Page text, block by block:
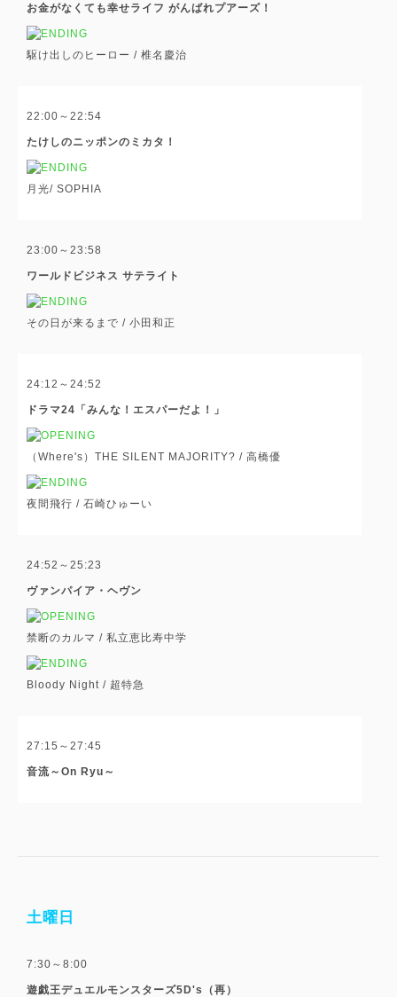
お金がなくても幸せライフ がんばれプアーズ！
駆け出しのヒーロー / 椎名慶治
22:00～22:54
たけしのニッポンのミカタ！
月光/ SOPHIA
23:00～23:58
ワールドビジネス サテライト
その日が来るまで / 小田和正
24:12～24:52
ドラマ24「みんな！エスパーだよ！」
（Where's）THE SILENT MAJORITY? / 高橋優
夜間飛行 / 石崎ひゅーい
24:52～25:23
ヴァンパイア・ヘヴン
禁断のカルマ / 私立恵比寿中学
Bloody Night / 超特急
27:15～27:45
音流～On Ryu～
土曜日
7:30～8:00
遊戯王デュエルモンスターズ5D's（再）